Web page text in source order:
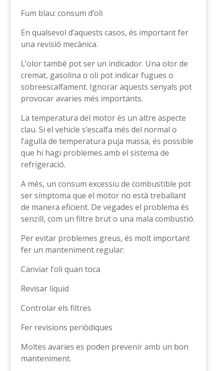
Fum blau: consum d’oli
En qualsevol d’aquests casos, és important fer
una revisió mecànica.
L’olor també pot ser un indicador. Una olor de
cremat, gasolina o oli pot indicar fugues o
sobreescalfament. Ignorar aquests senyals pot
provocar avaries més importants.
La temperatura del motor és un altre aspecte
clau. Si el vehicle s’escalfa més del normal o
l’agulla de temperatura puja massa, és possible
que hi hagi problemes amb el sistema de
refrigeració.
A més, un consum excessiu de combustible pot
ser símptoma que el motor no està treballant
de manera eficient. De vegades el problema és
senzill, com un filtre brut o una mala combustió.
Per evitar problemes greus, és molt important
fer un manteniment regular:
Canviar l’oli quan toca
Revisar líquid
Controlar els filtres
Fer revisions periòdiques
Moltes avaries es poden prevenir amb un bon
manteniment.